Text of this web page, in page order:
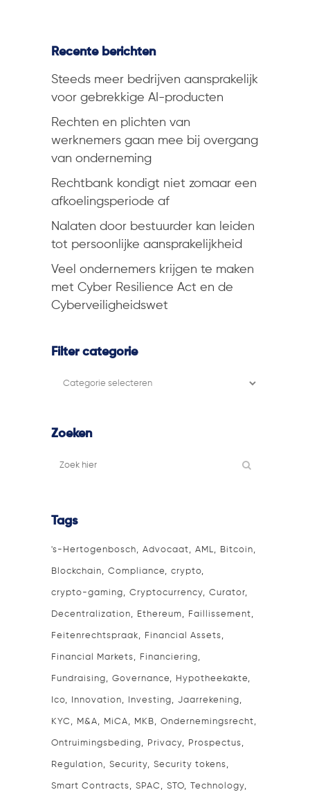
Recente berichten
Steeds meer bedrijven aansprakelijk
voor gebrekkige AI-producten
Rechten en plichten van
werknemers gaan mee bij overgang
van onderneming
Rechtbank kondigt niet zomaar een
afkoelingsperiode af
Nalaten door bestuurder kan leiden
tot persoonlijke aansprakelijkheid
Veel ondernemers krijgen te maken
met Cyber Resilience Act en de
Cyberveiligheidswet
Filter categorie
Filter
Zoeken
Tags
's-Hertogenbosch Advocaat AML Bitcoin
Blockchain Compliance crypto
crypto-gaming Cryptocurrency Curator
Decentralization Ethereum Faillissement
Feitenrechtspraak Financial Assets
Financial Markets Financiering
Fundraising Governance Hypotheekakte
Ico Innovation Investing Jaarrekening
KYC M&A MiCA MKB Ondernemingsrecht
Ontruimingsbeding Privacy Prospectus
Regulation Security Security tokens
Smart Contracts SPAC STO Technology